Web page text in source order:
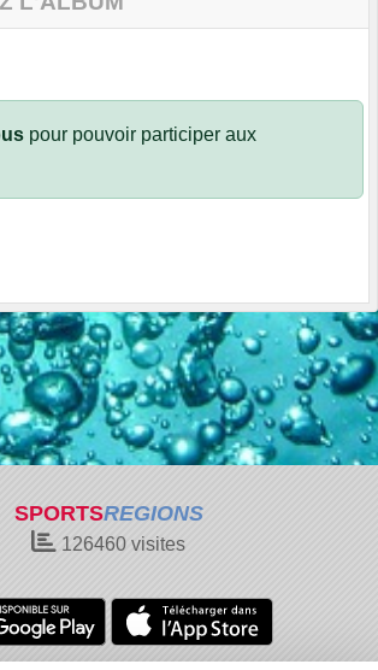
pour pouvoir participer aux
SPORTSREGIONS
126460 visites